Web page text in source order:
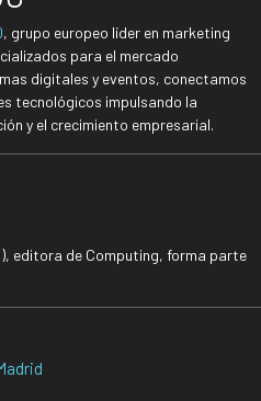
, grupo europeo líder en marketing
para el mercado
digitales y eventos, conectamos
tecnológicos impulsando la
y el crecimiento empresarial.
editora de Computing, forma parte